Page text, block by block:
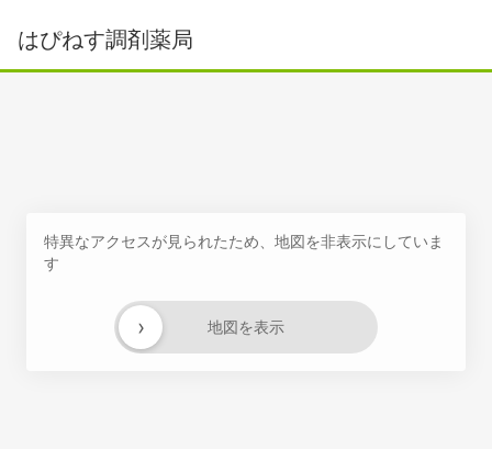
はぴねす調剤薬局
特異なアクセスが見られたため、地図を非表示にしていま
す
地図を表示
›